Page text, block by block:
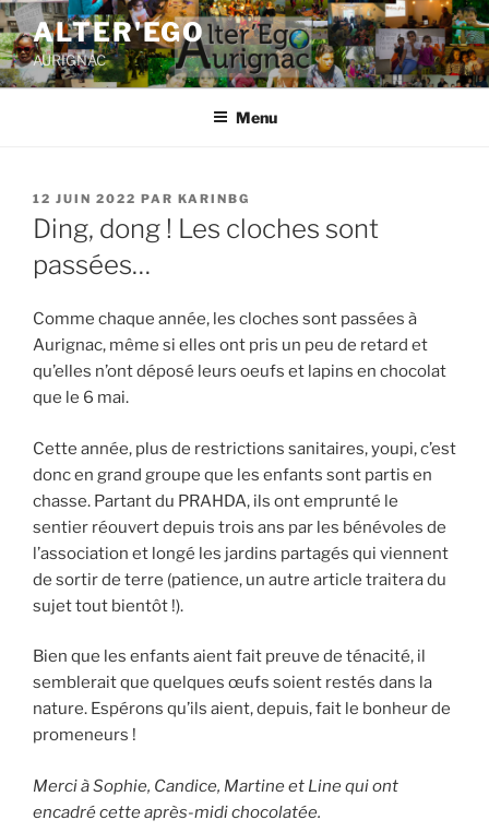
ALTER'EGO
AURIGNAC
Menu
12 JUIN 2022 PAR KARINBG
Ding, dong ! Les cloches sont
passées…
Comme chaque année, les cloches sont passées à
Aurignac, même si elles ont pris un peu de retard et
qu’elles n’ont déposé leurs oeufs et lapins en chocolat
que le 6 mai.
Cette année, plus de restrictions sanitaires, youpi, c’est
donc en grand groupe que les enfants sont partis en
chasse. Partant du PRAHDA, ils ont emprunté le
sentier réouvert depuis trois ans par les bénévoles de
l’association et longé les jardins partagés qui viennent
de sortir de terre (patience, un autre article traitera du
sujet tout bientôt !).
Bien que les enfants aient fait preuve de ténacité, il
semblerait que quelques œufs soient restés dans la
nature. Espérons qu’ils aient, depuis, fait le bonheur de
promeneurs !
Merci à Sophie, Candice, Martine et Line qui ont
encadré cette après-midi chocolatée.